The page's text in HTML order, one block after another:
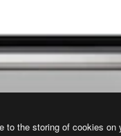
to the storing of cookies